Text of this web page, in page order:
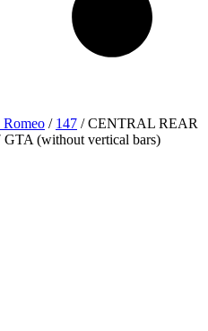
/ 147 / CENTRAL REAR
(without vertical bars)